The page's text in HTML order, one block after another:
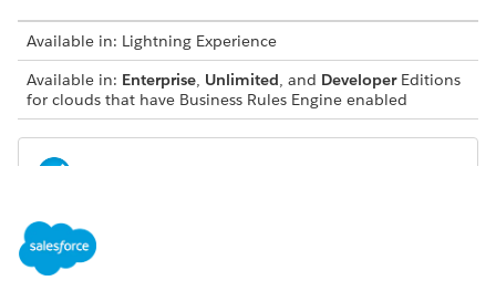
Available in: Lightning Experience
Available in: Enterprise, Unlimited, and DeveloperEditions
for clouds that have Business Rules Engine enabled
NOTE
Trial orgs are intended for proof of concept and guided
self-exploration. Trial orgs expire in 30 days.